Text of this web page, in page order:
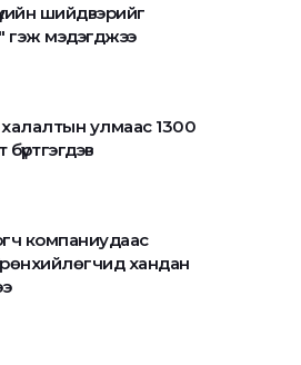
шийдвэрийг
гэж мэдэгджээ
улмаас 1300
компаниудаас
хандан